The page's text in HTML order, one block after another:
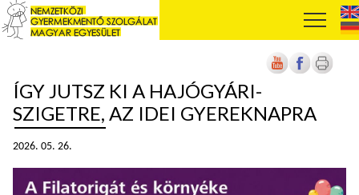
ÍGY JUTSZ KI A HAJÓGYÁRI-
SZIGETRE, AZ IDEI GYEREKNAPRA
2026. 05. 26.